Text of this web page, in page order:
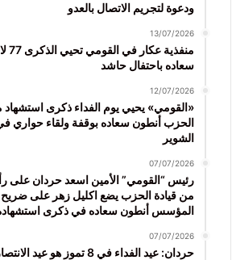
ودعوة لتجريم الاتصال بالعدو
13/07/2026
سعاده باحتفال حاشد
12/07/2026
«القومي» يحيي يوم الفداء ذكرى
الحزب أنطون سعاده بوقفة ولقاء حواري
الشوير
07/07/2026
رئيس “القومي” الأمين اسعد حردان على
من قيادة الحزب يضع اكليل زهر على ضريح
المؤسس أنطون سعاده في ذكرى
07/07/2026
حردان: عيد الفداء في 8 تموز هو عيد